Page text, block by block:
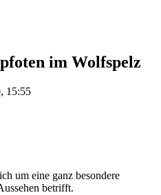
im Wolfspelz
15:55
um eine ganz besondere
betrifft.